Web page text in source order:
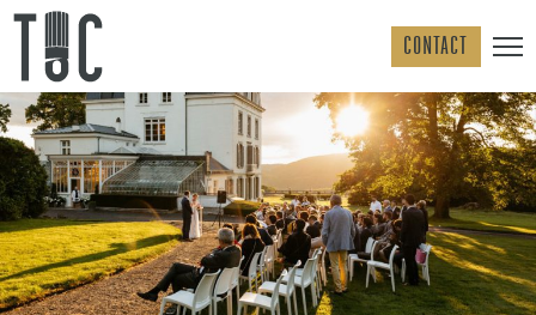
Skip
content
CONTACT